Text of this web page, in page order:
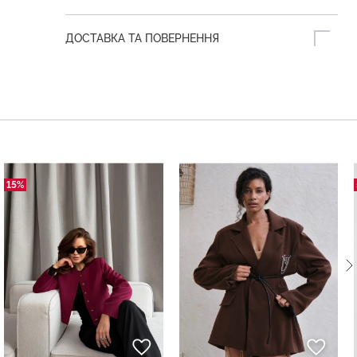
ДОСТАВКА ТА ПОВЕРНЕННЯ
15%